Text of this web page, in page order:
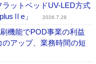
ットベッドUV-LED方式
」
2026.7.28
機能でPOD事業の利益
アップ、業務時間の短